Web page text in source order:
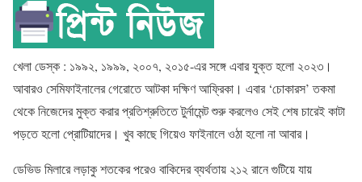
খেলা ডেস্ক : ১৯৯২, ১৯৯৯, ২০০৭, ২০১৫-এর সঙ্গে এবার যুক্ত হলো ২০২৩।
আবারও সেমিফাইনালের গেরোতে আটকা দক্ষিণ আফ্রিকা। এবার ‘চোকারস’ তকমা
থেকে নিজেদের মুক্ত করার প্রতিশ্রুতিতে টুর্নামেন্ট শুরু করলেও সেই শেষ চারেই কাটা
পড়তে হলো প্রোটিয়াদের। খুব কাছে গিয়েও ফাইনালে ওঠা হলো না আবার।
ডেভিড মিলারে লড়াকু শতকের পরেও বাকিদের ব্যর্থতায় ২১২ রানে গুটিয়ে যায়